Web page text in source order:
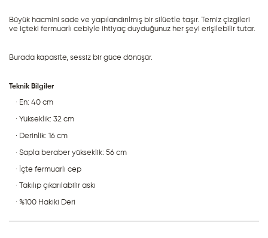
Büyük hacmini sade ve yapılandırılmış bir silüetle taşır. Temiz çizgileri
ve içteki fermuarlı cebiyle ihtiyaç duyduğunuz her şeyi erişilebilir tutar.
Burada kapasite, sessiz bir güce dönüşür.
Teknik Bilgiler
· En: 40 cm
· Yükseklik: 32 cm
· Derinlik: 16 cm
· Sapla beraber yükseklik: 56 cm
· İçte fermuarlı cep
· Takılıp çıkarılabilir askı
· %100 Hakiki Deri